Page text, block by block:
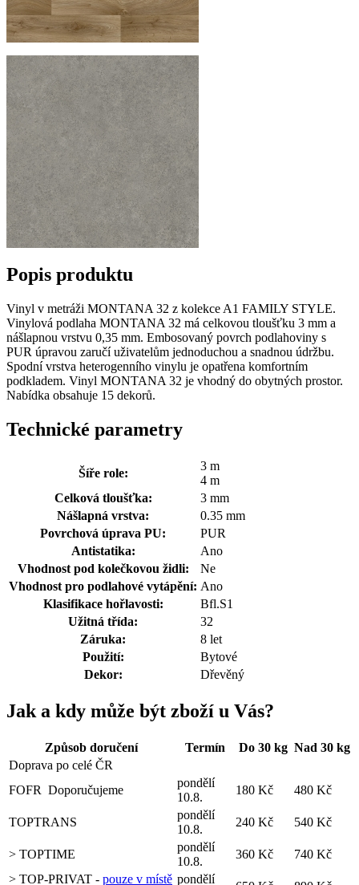
Popis produktu
Vinyl v metráži MONTANA 32 z kolekce A1 FAMILY STYLE.
Vinylová podlaha MONTANA 32 má celkovou tloušťku 3 mm a
nášlapnou vrstvu 0,35 mm. Embosovaný povrch podlahoviny s
PUR úpravou zaručí uživatelům jednoduchou a snadnou údržbu.
Spodní vrstva heterogenního vinylu je opatřena komfortním
podkladem. Vinyl MONTANA 32 je vhodný do obytných prostor.
Nabídka obsahuje 15 dekorů.
Technické parametry
Šíře role:
3 m
4 m
Celková tloušťka:
3 mm
Nášlapná vrstva:
0.35 mm
Povrchová úprava PU:
PUR
Antistatika:
Ano
Vhodnost pod kolečkovou židli:
Ne
Vhodnost pro podlahové vytápění: Ano
Klasifikace hořlavosti:
Bfl.S1
Užitná třída:
32
Záruka:
8 let
Použití:
Bytové
Dekor:
Dřevěný
Jak a kdy může být zboží u Vás?
Způsob doručení Termín Do 30 kg Nad 30 kg
Doprava po celé ČR
FOFR Doporučujeme
pondělí
10.8.
180 Kč 480 Kč
TOPTRANS
pondělí
10.8.
240 Kč 540 Kč
> TOPTIME
pondělí
10.8.
360 Kč
740 Kč
> TOP-PRIVAT - pouze v místě pondělí